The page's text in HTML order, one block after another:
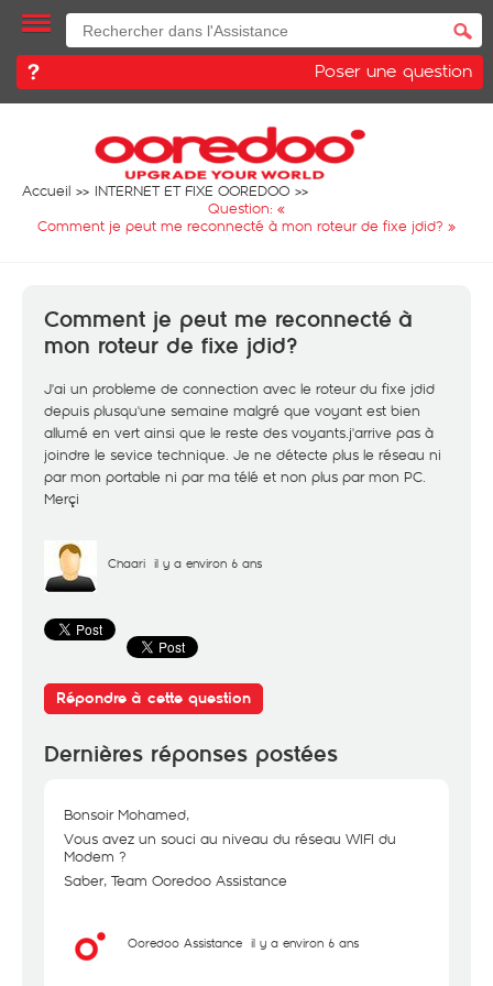
Poser une question
Accueil
INTERNET ET FIXE OOREDOO
Question: «
Comment je peut me reconnecté à mon roteur de fixe jdid? »
Comment je peut me reconnecté à
mon roteur de fixe jdid?
J'ai un probleme de connection avec le roteur du fixe jdid
depuis plusqu'une semaine malgré que voyant est bien
allumé en vert ainsi que le reste des voyants.j'arrive pas à
joindre le sevice technique. Je ne détecte plus le réseau ni
par mon portable ni par ma télé et non plus par mon PC.
Merçi
Chaari il y a environ 6 ans
Répondre à cette question
Dernières réponses postées
Bonsoir Mohamed,
Vous avez un souci au niveau du réseau WIFI du
Modem ?
Saber, Team Ooredoo Assistance
Ooredoo Assistance il y a environ 6 ans